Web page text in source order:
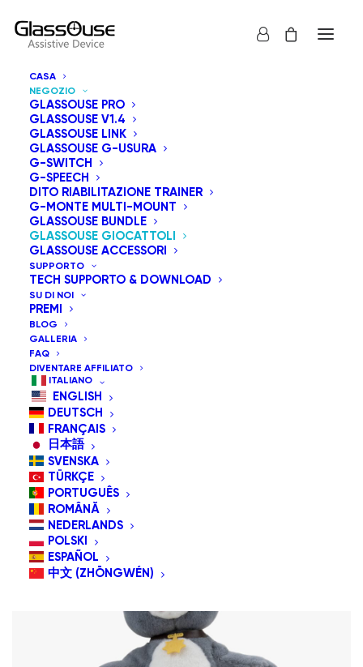
CASA
NEGOZIO
GLASSOUSE PRO
GLASSOUSE V1.4
GLASSOUSE LINK
GLASSOUSE G-USURA
G-SWITCH
G-SPEECH
DITO RIABILITAZIONE TRAINER
G-MONTE MULTI-MOUNT
GLASSOUSE BUNDLE
GLASSOUSE GIOCATTOLI
GLASSOUSE ACCESSORI
SUPPORTO
TECH SUPPORTO & DOWNLOAD
SU DI NOI
PREMI
BLOG
GALLERIA
FAQ
DIVENTARE AFFILIATO
ITALIANO
ENGLISH
DEUTSCH
FRANÇAIS
日本語
SVENSKA
TÜRKÇE
PORTUGUÊS
ROMÂNĂ
NEDERLANDS
POLSKI
ESPAÑOL
中文 (ZHŌNGWÉN)
I giocattoli GlassOuse sono una serie di giocattoli
adattati per l'uso con interruttori che possono
registrare, riprodurre musica, ballare o eseguire qualsiasi
combinazione di queste tre azioni. Sono controllati
tramite un interruttore adattivo GlassOuse collegato
della serie G-Switch.